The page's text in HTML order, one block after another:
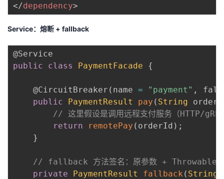
</dependency>
Service：熔断 + fallback
@Service
public
class PaymentFacade {
@CircuitBreaker ( name = "payment" ,
public
PaymentResult pay ( String
// 这里假设是调用远程支付服务（HTTP/
return
remotePay ( orderId ) ;
}
// fallback 方法签名：原参数 + Throwable
private
PaymentResult fallback ( String